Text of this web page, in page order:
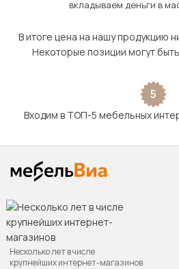
вкладываем деньги в
В итоге цена на нашу продукцию
Некоторые позиции могут
5
Входим в ТОП-5 мебельных
Несколько лет в числе
крупнейших интернет-магазинов